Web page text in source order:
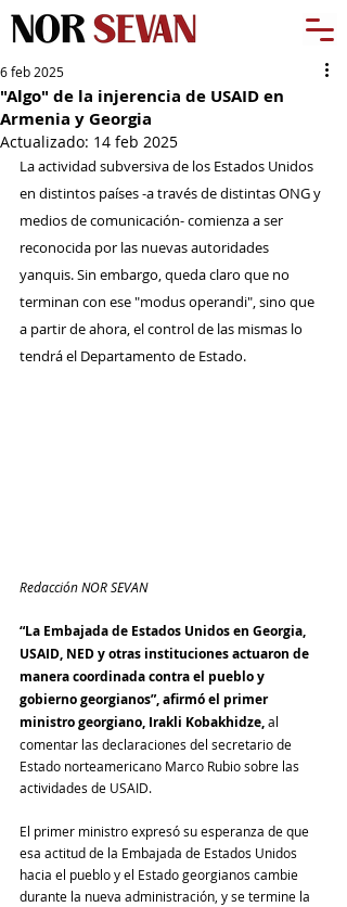
"Algo" de la injerencia de USAID en
Armenia y Georgia
6 feb 2025
Actualizado: 14 feb 2025
La actividad subversiva de los Estados Unidos
en distintos países -a través de distintas ONG y
medios de comunicación- comienza a ser
reconocida por las nuevas autoridades
yanquis. Sin embargo, queda claro que no
terminan con ese "modus operandi", sino que
a partir de ahora, el control de las mismas lo
tendrá el Departamento de Estado.
Redacción NOR SEVAN
“La Embajada de Estados Unidos en Georgia,
USAID, NED y otras instituciones actuaron de
manera coordinada contra el pueblo y
gobierno georgianos”, afirmó el primer
ministro georgiano, Irakli Kobakhidze, al
comentar las declaraciones del secretario de
Estado norteamericano Marco Rubio sobre las
actividades de USAID.
El primer ministro expresó su esperanza de que
esa actitud de la Embajada de Estados Unidos
hacia el pueblo y el Estado georgianos cambie
durante la nueva administración, y se termine la